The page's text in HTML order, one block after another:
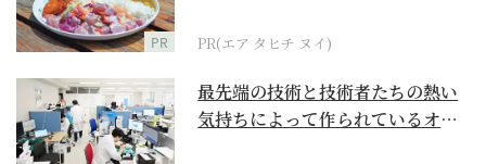
PR PR(エア タヒチ ヌイ)
最先端の技術と技術者たちの熱い
気持ちによって作られているオー